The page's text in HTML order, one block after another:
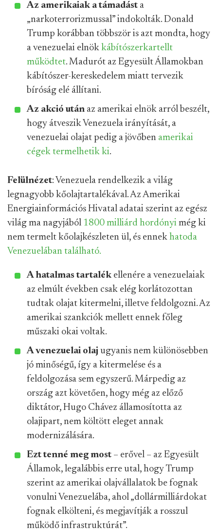
Az amerikaiak a támadást a
„narkoterrorizmussal” indokolták. Donald
Trump korábban többször is azt mondta, hogy
a venezuelai elnök kábítószerkartellt
működtet. Madurót az Egyesült Államokban
kábítószer-kereskedelem miatt tervezik
bíróság elé állítani.
Az akció után az amerikai elnök arról beszélt,
hogy átveszik Venezuela irányítását, a
venezuelai olajat pedig a jövőben amerikai
cégek termelhetik ki.
Felülnézet: Venezuela rendelkezik a világ
legnagyobb kőolajtartalékával. Az Amerikai
Energiainformációs Hivatal adatai szerint az egész
világ ma nagyjából 1800 milliárd hordónyi még ki
nem termelt kőolajkészleten ül, és ennek hatoda
Venezuelában található.
A hatalmas tartalék ellenére a venezuelaiak
az elmúlt években csak elég korlátozottan
tudtak olajat kitermelni, illetve feldolgozni. Az
amerikai szankciók mellett ennek főleg
műszaki okai voltak.
A venezuelai olaj ugyanis nem különösebben
jó minőségű, így a kitermelése és a
feldolgozása sem egyszerű. Márpedig az
ország azt követően, hogy még az előző
diktátor, Hugo Chávez államosította az
olajipart, nem költött eleget annak
modernizálására.
Ezt tenné meg most – erővel – az Egyesült
Államok, legalábbis erre utal, hogy Trump
szerint az amerikai olajvállalatok be fognak
vonulni Venezuelába, ahol „dollármilliárdokat
fognak elkölteni, és megjavítják a rosszul
működő infrastruktúrát”.